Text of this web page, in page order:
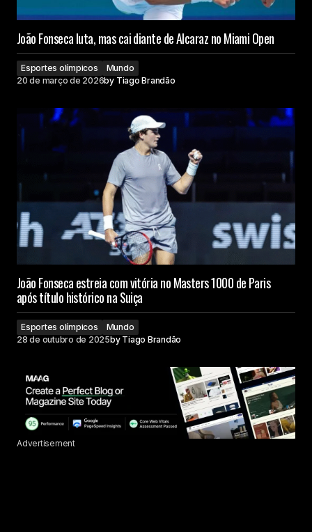
João Fonseca luta, mas cai diante de Alcaraz no Miami Open
Esportes olímpicos
Mundo
20 de março de 2026by Tiago Brandão
João Fonseca estreia com vitória no Masters 1000 de Paris
após título histórico na Suiça
Esportes olímpicos
Mundo
28 de outubro de 2025by Tiago Brandão
Advertisement